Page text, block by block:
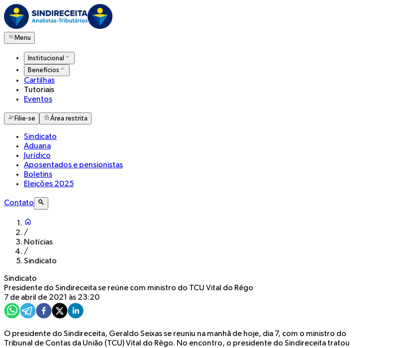
Menu
Institucional
Benefícios
Cartilhas
Tutoriais
Eventos
Filie-se Área restrita
Sindicato
Aduana
Jurídico
Aposentados e pensionistas
Boletins
Eleições 2025
Contato
/
Notícias
/
Sindicato
Sindicato
Presidente do Sindireceita se reúne com ministro do TCU Vital do Rêgo
7 de abril de 2021 às 23:20
O presidente do Sindireceita, Geraldo Seixas se reuniu na manhã de hoje, dia 7, com o ministro do
Tribunal de Contas da União (TCU) Vital do Rêgo. No encontro, o presidente do Sindireceita tratou